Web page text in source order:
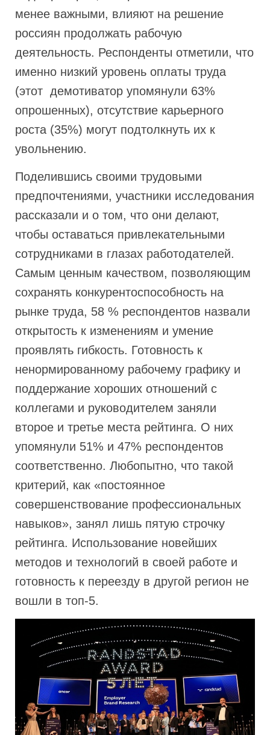
менее важными, влияют на решение
россиян продолжать рабочую
деятельность. Респонденты отметили, что
именно низкий уровень оплаты труда
(этот демотиватор упомянули 63%
опрошенных), отсутствие карьерного
роста (35%) могут подтолкнуть их к
увольнению.
Поделившись своими трудовыми
предпочтениями, участники исследования
рассказали и о том, что они делают,
чтобы оставаться привлекательными
сотрудниками в глазах работодателей.
Самым ценным качеством, позволяющим
сохранять конкурентоспособность на
рынке труда, 58 % респондентов назвали
открытость к изменениям и умение
проявлять гибкость. Готовность к
ненормированному рабочему графику и
поддержание хороших отношений с
коллегами и руководителем заняли
второе и третье места рейтинга. О них
упомянули 51% и 47% респондентов
соответственно. Любопытно, что такой
критерий, как «постоянное
совершенствование профессиональных
навыков», занял лишь пятую строчку
рейтинга. Использование новейших
методов и технологий в своей работе и
готовность к переезду в другой регион не
вошли в топ-5.